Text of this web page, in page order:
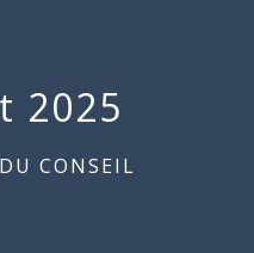
2025
CONSEIL